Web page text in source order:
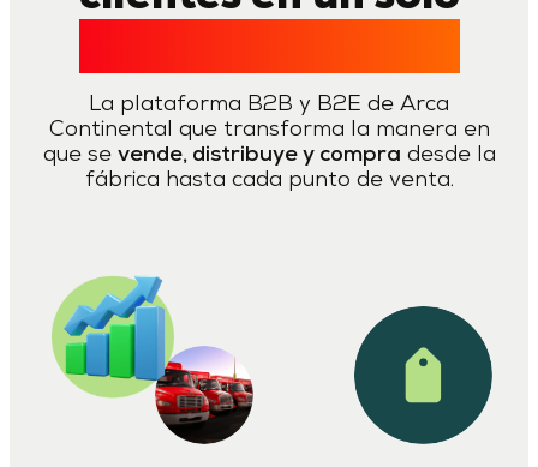
La plataforma B2B y B2E de Arca
Continental que transforma la manera en
que se vende, distribuye y compra desde la
fábrica hasta cada punto de venta.